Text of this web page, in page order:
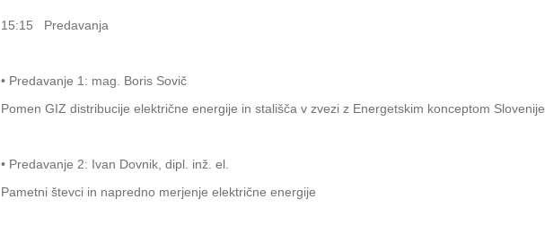
15:15 Predavanja
• Predavanje 1: mag. Boris Sovič
Pomen GIZ distribucije električne energije in stališča v zvezi z Energetskim konceptom Slovenije
• Predavanje 2: Ivan Dovnik, dipl. inž. el.
Pametni števci in napredno merjenje električne energije